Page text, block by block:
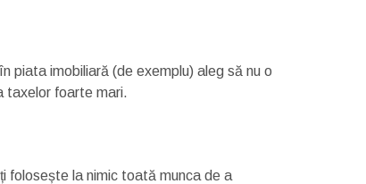
piata imobiliară (de exemplu) aleg să nu o
taxelor foarte mari.
folosește la nimic toată munca de a